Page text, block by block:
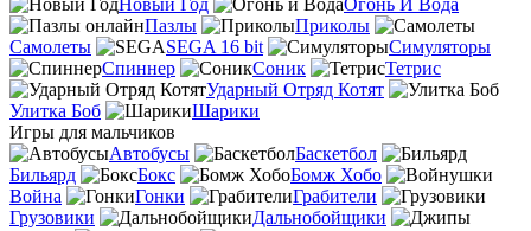
Пазлы
Приколы
Самолеты
SEGA 16 bit
Симуляторы
Спиннер
Соник
Тетрис
Ударный Отряд Котят
Улитка Боб
Шарики
Игры для мальчиков
Автобусы
Баскетбол
Бильярд
Бокс
Бомж Хобо
Война
Гонки
Грабители
Грузовики
Дальнобойщики